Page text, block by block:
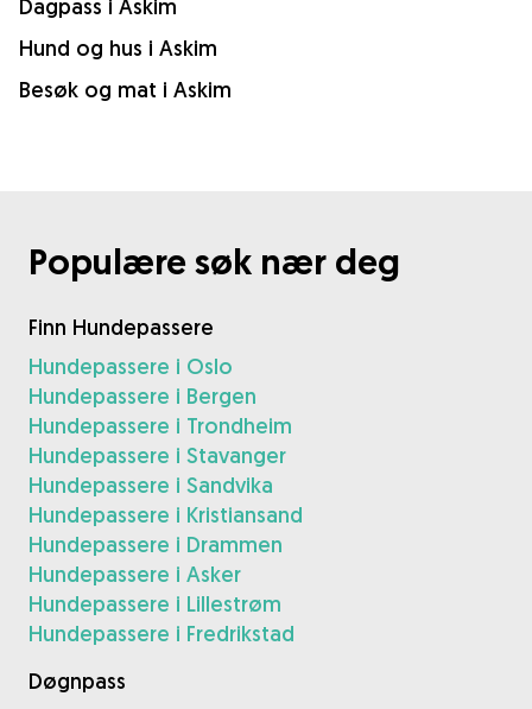
Dagpass i Askim
Hund og hus i Askim
Besøk og mat i Askim
Populære søk nær deg
Finn Hundepassere
Hundepassere i Oslo
Hundepassere i Bergen
Hundepassere i Trondheim
Hundepassere i Stavanger
Hundepassere i Sandvika
Hundepassere i Kristiansand
Hundepassere i Drammen
Hundepassere i Asker
Hundepassere i Lillestrøm
Hundepassere i Fredrikstad
Døgnpass